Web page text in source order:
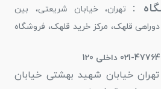
: تهران، خیابان شریعتی، بین
قلهک، مرکز خرید قلهک، فروشگاه
خیابان شهید بهشتی خیابان